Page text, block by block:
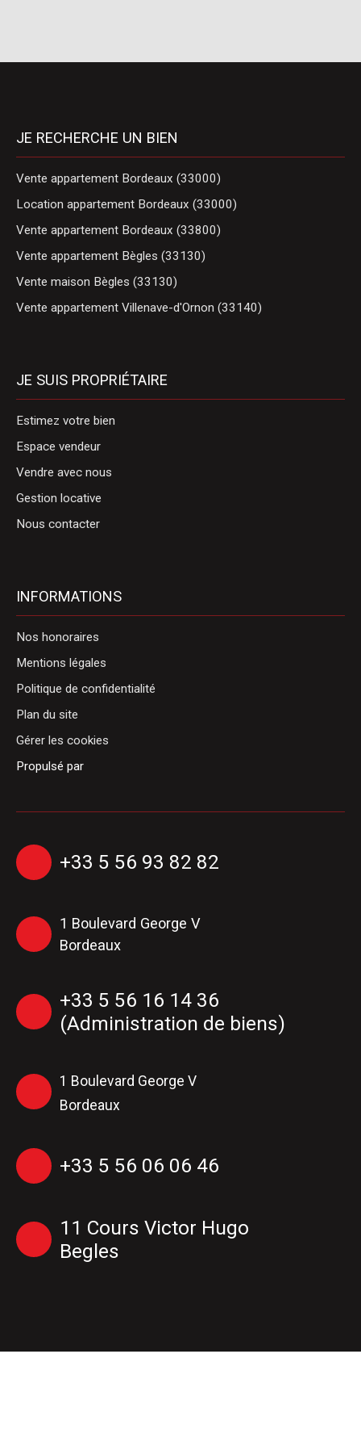
JE RECHERCHE UN BIEN
Vente appartement Bordeaux (33000)
Location appartement Bordeaux (33000)
Vente appartement Bordeaux (33800)
Vente appartement Bègles (33130)
Vente maison Bègles (33130)
Vente appartement Villenave-d'Ornon (33140)
JE SUIS PROPRIÉTAIRE
Estimez votre bien
Espace vendeur
Vendre avec nous
Gestion locative
Nous contacter
INFORMATIONS
Nos honoraires
Mentions légales
Politique de confidentialité
Plan du site
Gérer les cookies
Propulsé par
+33 5 56 93 82 82
1 Boulevard George V
Bordeaux
+33 5 56 16 14 36
(Administration de biens)
1 Boulevard George V
Bordeaux
+33 5 56 06 06 46
11 Cours Victor Hugo
Begles